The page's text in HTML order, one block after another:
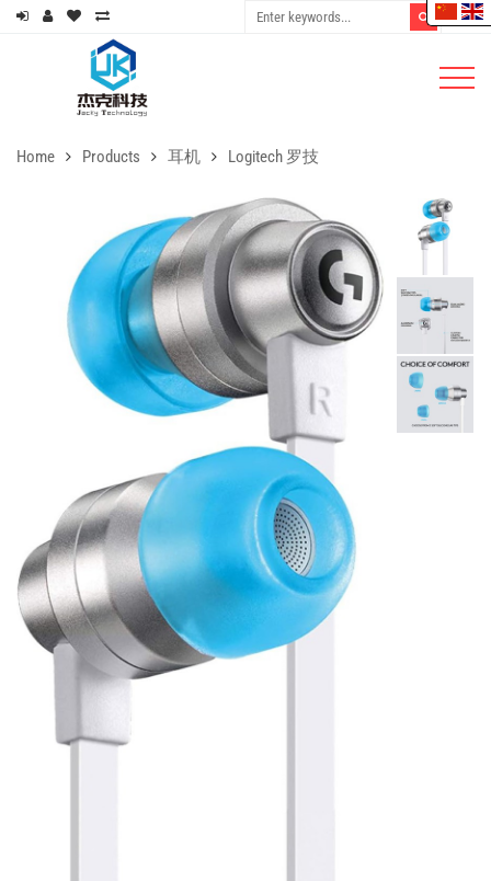
Home Products 耳机 Logitech 罗技